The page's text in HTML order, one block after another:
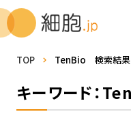
TOP TenBio 検索結果
キーワード：